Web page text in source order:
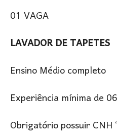
01 VAGA
LAVADOR DE TAPETES
Ensino Médio completo
Experiência mínima de
Obrigatório possuir CNH